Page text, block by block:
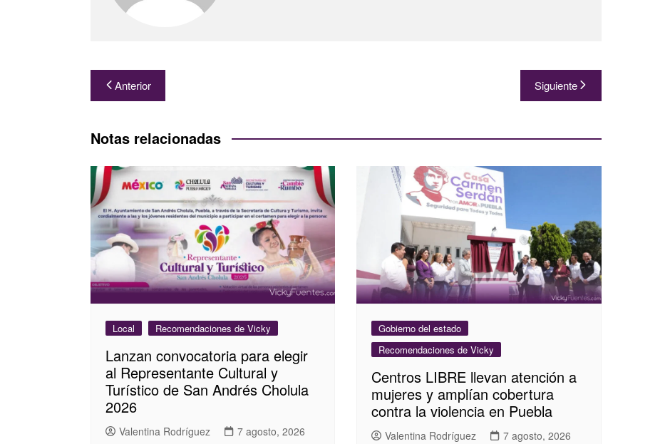
Navegación
de
entradas
Anterior Siguiente
Notas relacionadas
Local Recomendaciones de Vicky
Lanzan convocatoria para elegir
al Representante Cultural y
Turístico de San Andrés Cholula
2026
Valentina Rodríguez 7 agosto, 2026
Gobierno del estado
Recomendaciones de Vicky
Centros LIBRE llevan atención a
mujeres y amplían cobertura
contra la violencia en Puebla
Valentina Rodríguez 7 agosto, 2026